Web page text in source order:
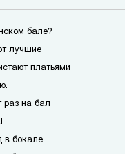
бале?
лучшие
платьями
раз на бал
в бокале